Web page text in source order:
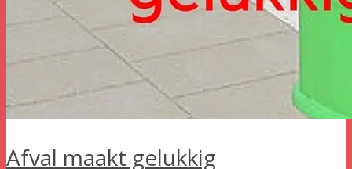
Afval maakt gelukkig